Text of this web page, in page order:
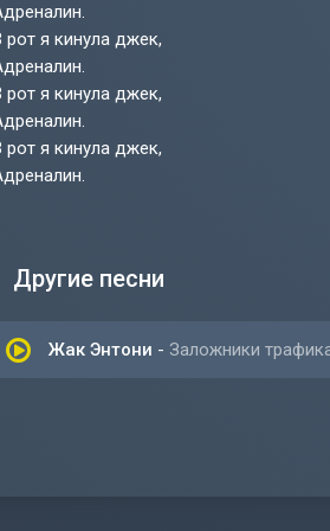
рот я кинула джек,
рот я кинула джек,
рот я кинула джек,
Другие песни
Жак Энтони - Заложники